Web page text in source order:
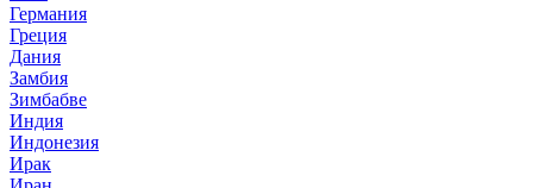
Германия
Греция
Дания
Замбия
Зимбабве
Индия
Индонезия
Ирак